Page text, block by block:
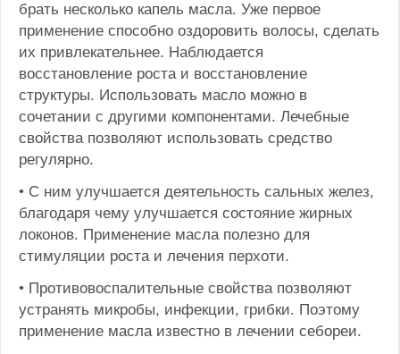
брать несколько капель масла. Уже первое
применение способно оздоровить волосы, сделать
их привлекательнее. Наблюдается
восстановление роста и восстановление
структуры. Использовать масло можно в
сочетании с другими компонентами. Лечебные
свойства позволяют использовать средство
регулярно.
• С ним улучшается деятельность сальных желез,
благодаря чему улучшается состояние жирных
локонов. Применение масла полезно для
стимуляции роста и лечения перхоти.
• Противовоспалительные свойства позволяют
устранять микробы, инфекции, грибки. Поэтому
применение масла известно в лечении себореи.